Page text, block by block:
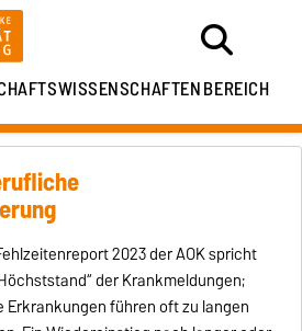
BEREICH
2023 der AOK spricht
der Krankmeldungen;
führen oft zu langen